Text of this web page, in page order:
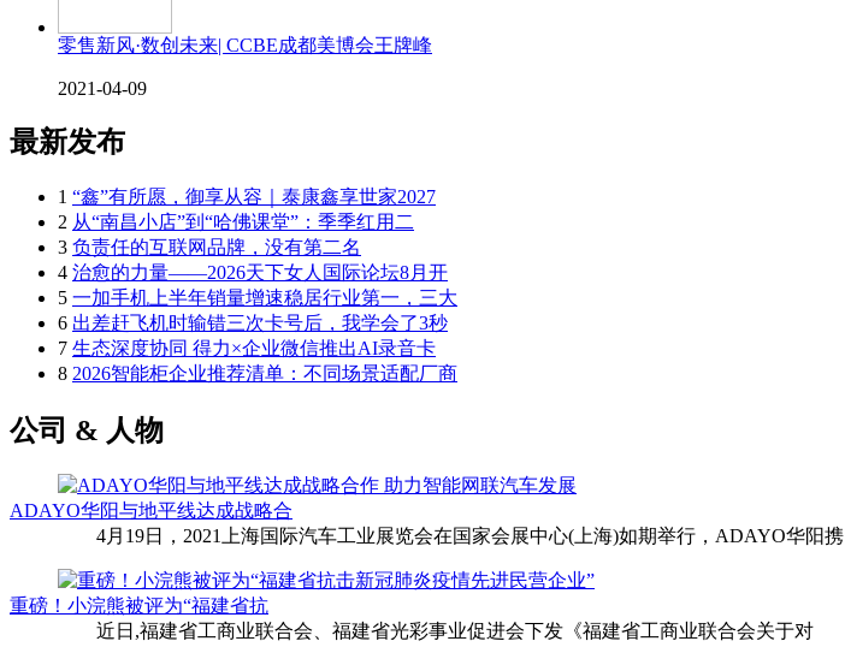
零售新风·数创未来| CCBE成都美博会王牌峰
2021-04-09
最新发布
1 “鑫”有所愿，御享从容｜泰康鑫享世家2027
2 从“南昌小店”到“哈佛课堂”：季季红用二
3 负责任的互联网品牌，没有第二名
4 治愈的力量——2026天下女人国际论坛8月开
5 一加手机上半年销量增速稳居行业第一，三大
6 出差赶飞机时输错三次卡号后，我学会了3秒
7 生态深度协同 得力×企业微信推出AI录音卡
8 2026智能柜企业推荐清单：不同场景适配厂商
公司 & 人物
ADAYO华阳与地平线达成战略合
4月19日，2021上海国际汽车工业展览会在国家会展中心(上海)如期举行，ADAYO华阳携
重磅！小浣熊被评为“福建省抗
近日,福建省工商业联合会、福建省光彩事业促进会下发《福建省工商业联合会关于对